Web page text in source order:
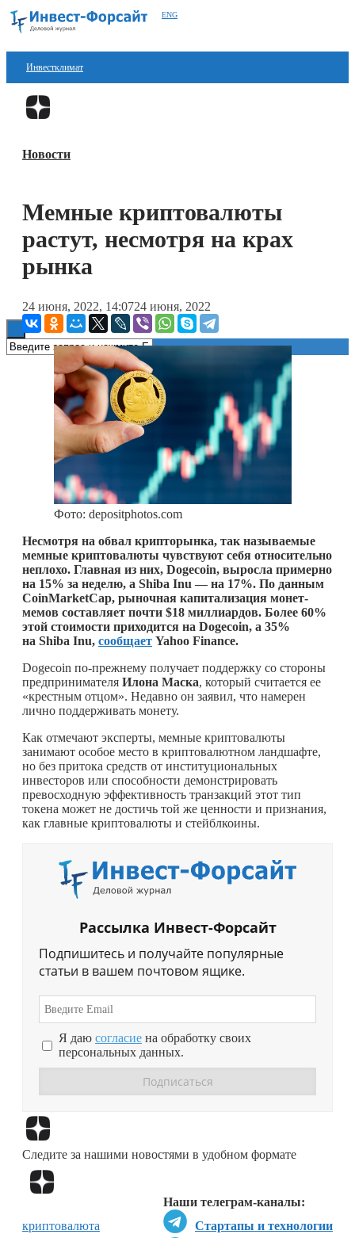
ENG
Инвестклимат
Финансы
Блокчейн
Новости
Мемные криптовалюты
растут, несмотря на крах
рынка
24 июня, 2022, 14:0724 июня, 2022
Фото: depositphotos.com
Несмотря на обвал крипторынка, так называемые
мемные криптовалюты чувствуют себя относительно
неплохо. Главная из них, Dogecoin, выросла примерно
на 15% за неделю, а Shiba Inu — на 17%. По данным
CoinMarketCap, рыночная капитализация монет-
мемов составляет почти $18 миллиардов. Более 60%
этой стоимости приходится на Dogecoin, а 35%
на Shiba Inu, сообщает Yahoo Finance.
Dogecoin по-прежнему получает поддержку со стороны
предпринимателя Илона Маска, который считается ее
«крестным отцом». Недавно он заявил, что намерен
лично поддерживать монету.
Как отмечают эксперты, мемные криптовалюты
занимают особое место в криптовалютном ландшафте,
но без притока средств от институциональных
инвесторов или способности демонстрировать
превосходную эффективность транзакций этот тип
токена может не достичь той же ценности и признания,
как главные криптовалюты и стейблкоины.
Рассылка Инвест-Форсайт
Подпишитесь и получайте популярные
статьи в вашем почтовом ящике.
Я даю согласие на обработку своих
персональных данных.
Следите за нашими новостями в удобном формате
Наши телеграм-каналы:
Стартапы и технологии
криптовалюта